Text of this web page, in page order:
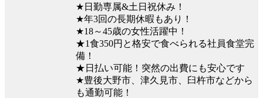
★日勤専属&土日祝休み！
★年3回の長期休暇もあり！
★18～45歳の女性活躍中！
★1食350円と格安で食べられる社員食堂完
備！
★日払い可能！突然の出費にも安心です
★豊後大野市、津久見市、臼杵市などから
も通勤可能！